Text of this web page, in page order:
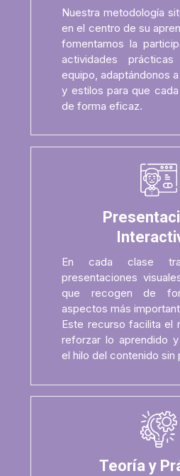
Nuestra metodología
en el centro de su
fomentamos la
actividades
equipo, adaptándonos
y estilos para que
de forma eficaz.
En cada clase
presentaciones
que recogen de
aspectos más
Este recurso facilita el
reforzar lo aprendido
el hilo del contenido sin
Teoría y